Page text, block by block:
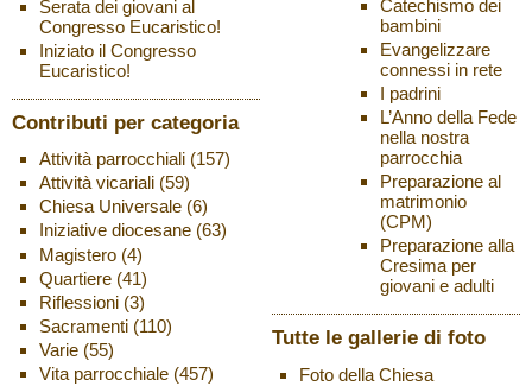
Serata dei giovani al
Congresso Eucaristico!
Iniziato il Congresso
Eucaristico!
Contributi per categoria
Attività parrocchiali(157)
Attività vicariali(59)
Chiesa Universale(6)
Iniziative diocesane(63)
Magistero(4)
Quartiere(41)
Riflessioni(3)
Sacramenti(110)
Varie(55)
Vita parrocchiale(457)
Catechismo dei
bambini
Evangelizzare
connessi in rete
I padrini
L’Anno della Fede
nella nostra
parrocchia
Preparazione al
matrimonio
(CPM)
Preparazione alla
Cresima per
giovani e adulti
Tutte le gallerie di foto
Foto della Chiesa